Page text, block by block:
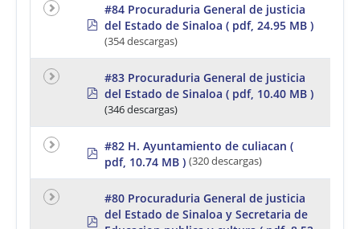
m
o
p
#84 Procuraduria General de justicia
del Estado de Sinaloa ( pdf, 24.95 MB )
(354 descargas)
p
#83 Procuraduria General de justicia
del Estado de Sinaloa ( pdf, 10.40 MB )
(346 descargas)
p
f
#82 H. Ayuntamiento de culiacan (
pdf, 10.74 MB ) (320 descargas)
p
#80 Procuraduria General de justicia
del Estado de Sinaloa y Secretaria de